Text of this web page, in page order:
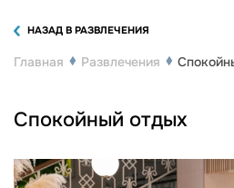
НАЗАД В РАЗВЛЕЧЕНИЯ
Главная Развлечения
Спокойный отдых